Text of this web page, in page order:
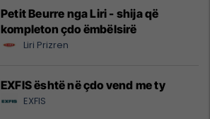
Petit Beurre nga Liri - shija që
kompleton çdo ëmbëlsirë
Liri Prizren
EXFIS është në çdo vend me ty
EXFIS